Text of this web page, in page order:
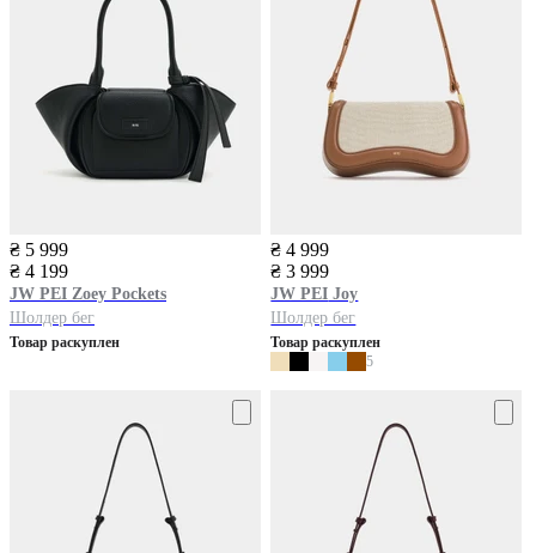
₴ 5 999
₴ 4 199
JW PEI Zoey Pockets
Шолдер бег
Товар раскуплен
₴ 4 999
₴ 3 999
JW PEI Joy
Шолдер бег
Товар раскуплен
5